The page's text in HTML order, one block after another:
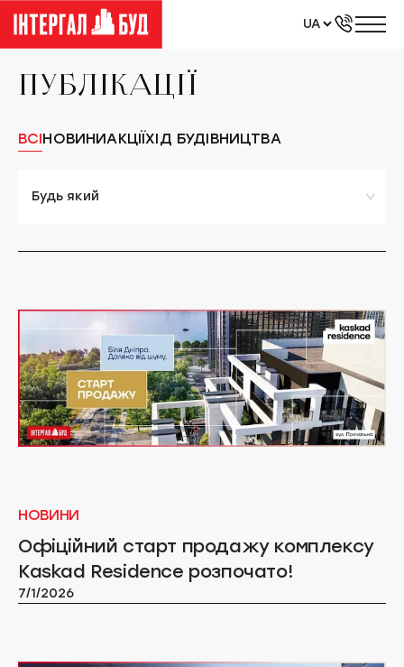
UA
ПУБЛІКАЦІЇ
ВСІНОВИНИАКЦІЇХІД БУДІВНИЦТВА
Будь який
НОВИНИ
Офіційний старт продажу комплексу
Kaskad Residence розпочато!
7/1/2026